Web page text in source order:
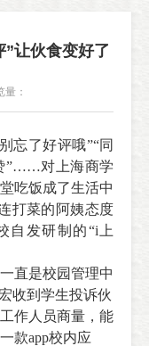
让伙食变好了
量：
忘了好评哦”“同
”……对上海商学
吃饭成了生活中
打菜的阿姨态度
自发研制的“i上
直是校园管理中
收到学生投诉伙
作人员商量，能
款app校内应